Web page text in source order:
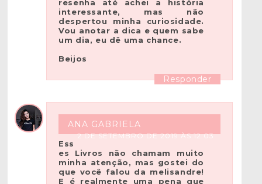
resenha até achei a história
interessante, mas não
despertou minha curiosidade.
Vou anotar a dica e quem sabe
um dia, eu dê uma chance.
Beijos
Responder
ANA GABRIELA
2 DE SETEMBRO DE 2019 ÀS 12:03
Ess
es Livros não chamam muito
minha atenção, mas gostei do
que você falou da melisandre!
E é realmente uma pena que